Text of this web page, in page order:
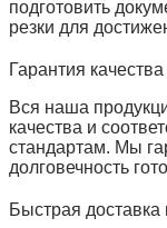
подготовить
резки для
Гарантия
Вся наша
качества и
стандартам. Мы
долговечность
Быстрая доставка